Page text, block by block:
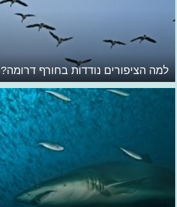
למה הציפורים נודדות בחורף דרומה?